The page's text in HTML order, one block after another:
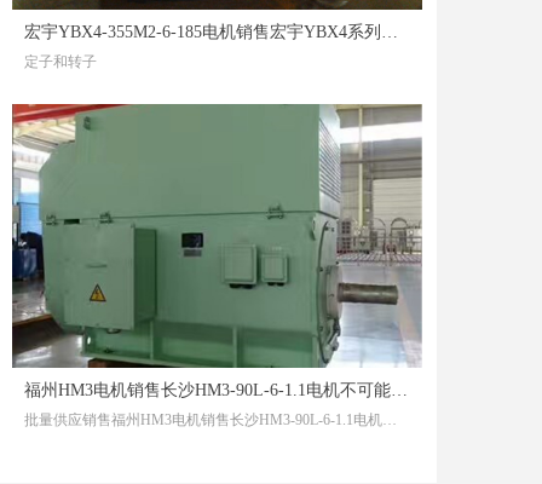
宏宇YBX4-355M2-6-185电机销售宏宇YBX4系列防爆电机有想不到的惊喜，快来瞅瞅
定子和转子
转子：是电动机的旋转部分，通常是一个带有绕组或导体条的圆柱体1。
电流类型
电动机的电流主要有两种类型：直流电流和交流电流。
直流电动机：通过直流电源供电，电流方向恒定。在直流电动机中，电流通过电刷和换向器实现转动，适用于要求高起动扭矩和调速性能的场合。
交流电动机：通过交流电源供电，电流周期性变换方向。常见的交流电动机有异步电动机和同步电动机，适用于大多数工业
福州HM3电机销售长沙HM3-90L-6-1.1电机不可能把谁都照顾到
批量供应销售福州HM3电机销售长沙HM3-90L-6-1.1电机不可能把谁都照顾到